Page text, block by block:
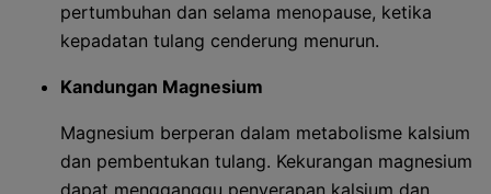
pertumbuhan dan selama menopause, ketika
kepadatan tulang cenderung menurun.
Kandungan Magnesium
Magnesium berperan dalam metabolisme kalsium
dan pembentukan tulang. Kekurangan magnesium
dapat mengganggu penyerapan kalsium dan